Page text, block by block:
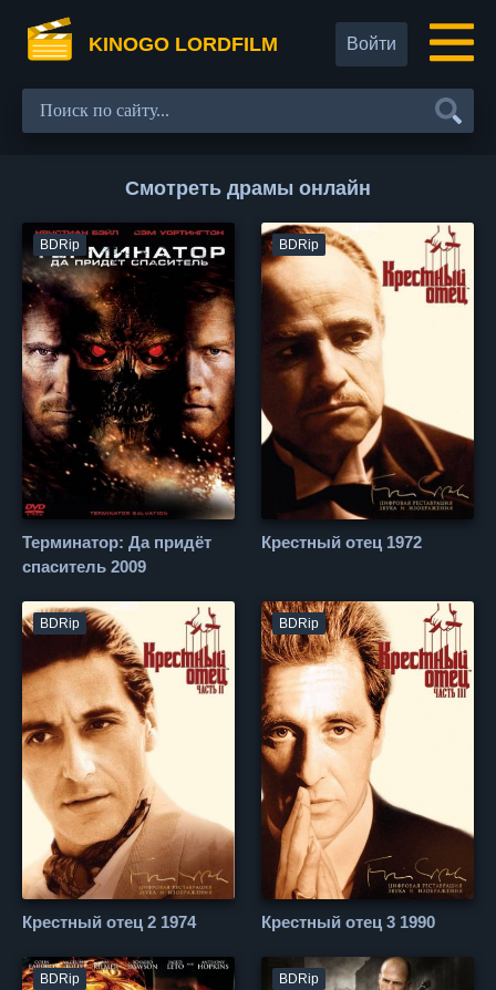
KINOGO LORDFILM Войти
Смотреть драмы онлайн
BDRip
Терминатор: Да придёт
спаситель 2009
BDRip
Крестный отец 1972
BDRip
Крестный отец 2 1974
BDRip
Крестный отец 3 1990
BDRip BDRip